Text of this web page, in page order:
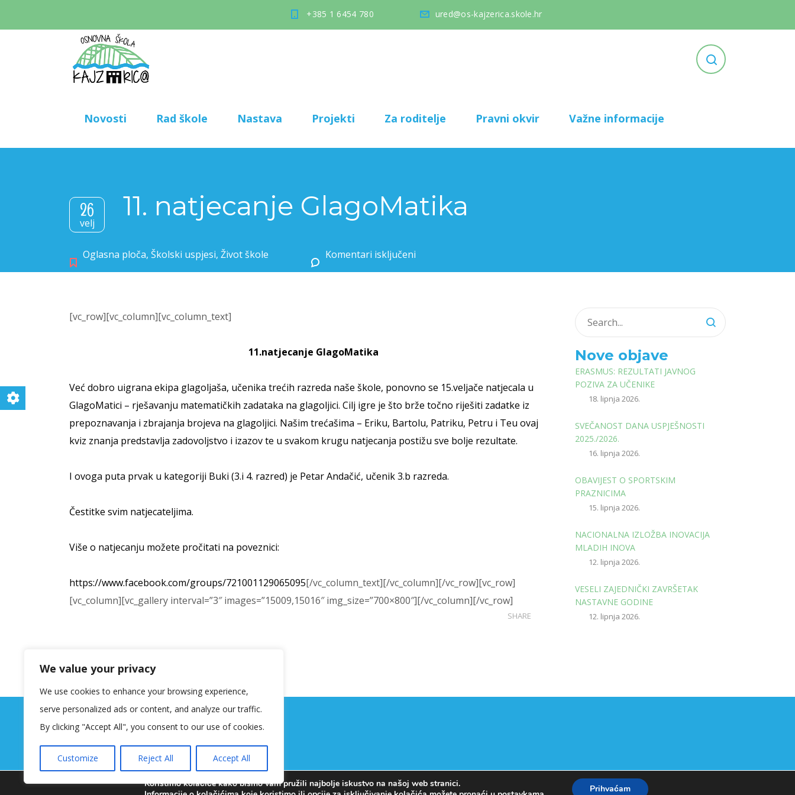
We value your privacy
We use cookies to enhance your browsing experience,
serve personalized ads or content, and analyze our traffic.
By clicking "Accept All", you consent to our use of cookies.
Customize Reject All Accept All
+385 1 6454 780 ured@os-kajzerica.skole.hr
Novosti Rad škole Nastava Projekti Za roditelje Pravni okvir Važne informacije
26
velj
11. natjecanje GlagoMatika
Oglasna ploča, Školski uspjesi, Život škole Komentari isključeni
[vc_row][vc_column][vc_column_text]
11.natjecanje GlagoMatika
Već dobro uigrana ekipa glagoljaša, učenika trećih razreda naše škole, ponovno se 15.veljače natjecala u
GlagoMatici – rješavanju matematičkih zadataka na glagoljici. Cilj igre je što brže točno riješiti zadatke iz
prepoznavanja i zbrajanja brojeva na glagoljici. Našim trećašima – Eriku, Bartolu, Patriku, Petru i Teu ovaj
kviz znanja predstavlja zadovoljstvo i izazov te u svakom krugu natjecanja postižu sve bolje rezultate.
I ovoga puta prvak u kategoriji Buki (3.i 4. razred) je Petar Andačić, učenik 3.b razreda.
Čestitke svim natjecateljima.
Više o natjecanju možete pročitati na poveznici:
https://www.facebook.com/groups/721001129065095[/vc_column_text][/vc_column][/vc_row][vc_row]
[vc_column][vc_gallery interval=”3″ images=”15009,15016″ img_size=”700×800″][/vc_column][/vc_row]
SHARE
Nove objave
ERASMUS: REZULTATI JAVNOG
POZIVA ZA UČENIKE
18. lipnja 2026.
SVEČANOST DANA USPJEŠNOSTI
2025./2026.
16. lipnja 2026.
OBAVIJEST O SPORTSKIM
PRAZNICIMA
15. lipnja 2026.
NACIONALNA IZLOŽBA INOVACIJA
MLADIH INOVA
12. lipnja 2026.
VESELI ZAJEDNIČKI ZAVRŠETAK
NASTAVNE GODINE
12. lipnja 2026.
Copyright © OŠ Kajzerica
Koristimo kolačiće kako bismo vam pružili najbolje iskustvo na našoj web stranici.
Prihvaćam